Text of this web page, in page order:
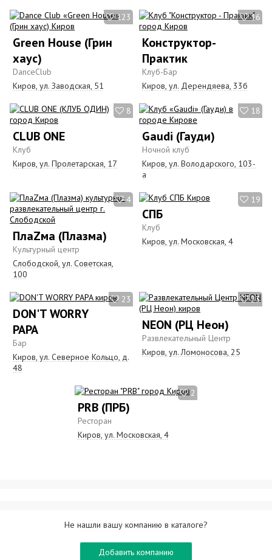
123
Green House (Грин
хаус)
DanceClub
Киров, ул. Заводская, 51
16
Конструктор-
Практик
Клуб-Бар
Киров, ул. Дерендяева, 33б
8
CLUB ONE
Клуб
Киров, ул. Пролетарская, 17
18
Gaudi (Гауди)
Ночной клуб
Киров, ул. Володарского, 103-
а
4
ПлаZма (Плазма)
Культурный центр
Слободской, ул. Советская,
100
19
СПБ
Клуб
Киров, yл. Московская, 4
23
DON'T WORRY
PAPA
Бар
Киров, ул. Северное Кольцо, д.
48
23
NEON (РЦ Неон)
Развлекательный Центр
Киров, ул. Ломоносова, 25
2
PRB (ПРБ)
Ресторан
Киров, ул. Московская, 4
Не нашли вашу компанию в каталоге?
Добавить компанию